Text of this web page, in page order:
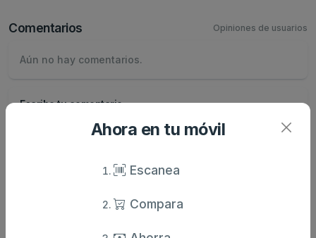
Comentarios Opiniones de usuarios
Aún no hay comentarios.
Escribe tu comentario
Ahora en tu móvil
Escanea
Compara